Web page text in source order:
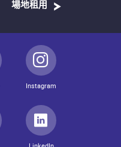
場地租用
Instagram